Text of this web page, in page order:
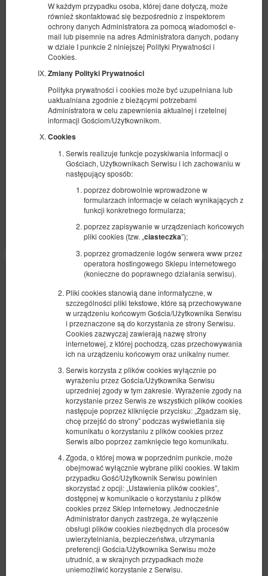
W każdym przypadku osoba, której dane dotyczą, może
również skontaktować się bezpośrednio z inspektorem
ochrony danych Administratora za pomocą wiadomości e-
mail lub pisemnie na adres Administratora danych, podany
w dziale I punkcie 2 niniejszej Polityki Prywatności i
Cookies.
Zmiany Polityki Prywatności
Polityka prywatności i cookies może być uzupełniana lub
uaktualniana zgodnie z bieżącymi potrzebami
Administratora w celu zapewnienia aktualnej i rzetelnej
informacji Gościom/Użytkownikom.
Cookies
Serwis realizuje funkcje pozyskiwania informacji o
Gościach, Użytkownikach Serwisu i ich zachowaniu w
następujący sposób:
poprzez dobrowolnie wprowadzone w
formularzach informacje w celach wynikających z
funkcji konkretnego formularza;
poprzez zapisywanie w urządzeniach końcowych
pliki cookies (tzw. „ciasteczka”);
poprzez gromadzenie logów serwera www przez
operatora hostingowego Sklepu internetowego
(konieczne do poprawnego działania serwisu).
Pliki cookies stanowią dane informatyczne, w
szczególności pliki tekstowe, które są przechowywane
w urządzeniu końcowym Gościa/Użytkownika Serwisu
i przeznaczone są do korzystania ze strony Serwisu.
Cookies zazwyczaj zawierają nazwę strony
internetowej, z której pochodzą, czas przechowywania
ich na urządzeniu końcowym oraz unikalny numer.
Serwis korzysta z plików cookies wyłącznie po
wyrażeniu przez Gościa/Użytkownika Serwisu
uprzedniej zgody w tym zakresie. Wyrażenie zgody na
korzystanie przez Serwis ze wszystkich plików cookies
następuje poprzez kliknięcie przycisku: „Zgadzam się,
chcę przejść do strony” podczas wyświetlania się
komunikatu o korzystaniu z plików cookies przez
Serwis albo poprzez zamknięcie tego komunikatu.
Zgoda, o której mowa w poprzednim punkcie, może
obejmować wyłącznie wybrane pliki cookies. W takim
przypadku Gość/Użytkownik Serwisu powinien
skorzystać z opcji: „Ustawienia plików cookies”,
dostępnej w komunikacie o korzystaniu z plików
cookies przez Sklep internetowy. Jednocześnie
Administrator danych zastrzega, że wyłączenie
obsługi plików cookies niezbędnych dla procesów
uwierzytelniania, bezpieczeństwa, utrzymania
preferencji Gościa/Użytkownika Serwisu może
utrudnić, a w skrajnych przypadkach może
uniemożliwić korzystanie z Serwisu.
Apartament z Ogródkiem
Dostępna liczba: 1
4 osoby
pow. 39,90 m 2
1 sypialnia
1 łóżko podwójne (Double), 1 sofa rozkładana (Sofa Bed)
2 osoby / 1 noc
Szczegóły Dostępność
Apartament Bursztynowy Spichrzowa #2
Dostępna liczba: 1
pow. 60,00 m2
1 sypialnia
1 duże łóżko podwójne (Queen), 1 sofa rozkładana (Sofa Bed)
924,14 zł
2 osoby / 1 noc
Sprzątanie apartamentów 2 pokoje 200 zł